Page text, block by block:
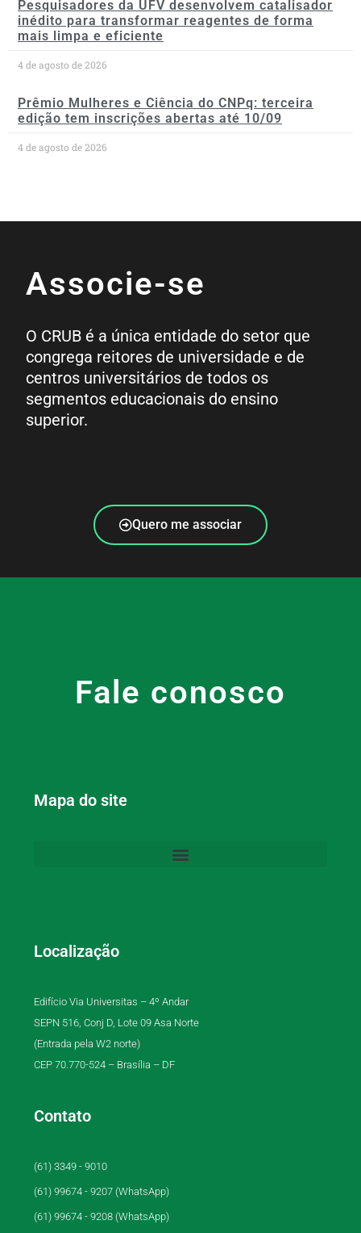
Pesquisadores da UFV desenvolvem catalisador
inédito para transformar reagentes de forma
mais limpa e eficiente
4 de agosto de 2026
Prêmio Mulheres e Ciência do CNPq: terceira
edição tem inscrições abertas até 10/09
4 de agosto de 2026
Associe-se
O CRUB é a única entidade do setor que
congrega reitores de universidade e de
centros universitários de todos os
segmentos educacionais do ensino
superior.
Quero me associar
Fale conosco
Mapa do site
Localização
Edifício Via Universitas – 4º Andar
SEPN 516, Conj D, Lote 09 Asa Norte
(Entrada pela W2 norte)
CEP 70.770-524 – Brasília – DF
Contato
(61) 3349 - 9010
(61) 99674 - 9207 (WhatsApp)
(61) 99674 - 9208 (WhatsApp)